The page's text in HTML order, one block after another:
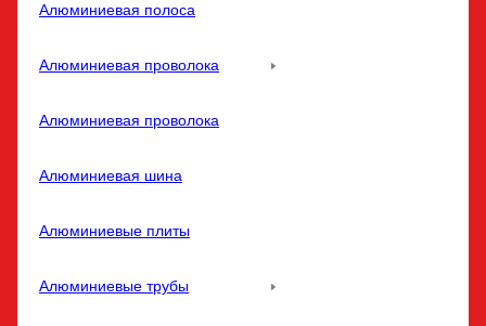
Алюминиевая полоса
Алюминиевая проволока
Алюминиевая проволока
Алюминиевая шина
Алюминиевые плиты
Алюминиевые трубы